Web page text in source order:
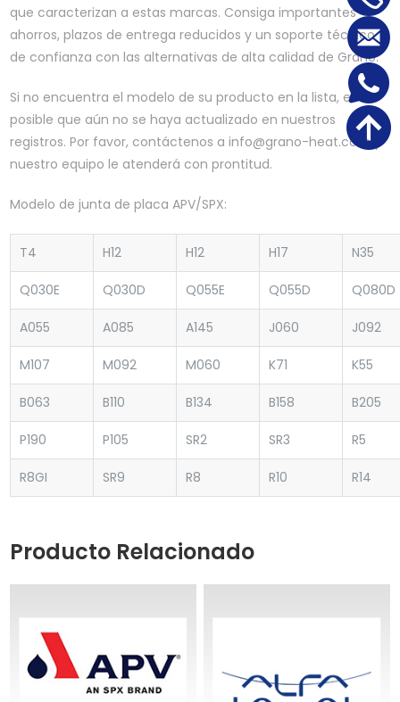
que caracterizan a estas marcas. Consiga importantes
ahorros, plazos de entrega reducidos y un soporte técnico
de confianza con las alternativas de alta calidad de Grano.
Si no encuentra el modelo de su producto en la lista, es
posible que aún no se haya actualizado en nuestros
registros. Por favor, contáctenos a info@grano-heat.com y
nuestro equipo le atenderá con prontitud.
Modelo de junta de placa APV/SPX:
T4 H12 H12 H17 N35
Q030E Q030D Q055E Q055D Q080D
A055 A085 A145 J060 J092
M107 M092 M060 K71 K55
B063 B110 B134 B158 B205
P190 P105 SR2 SR3 R5
R8GI SR9 R8 R10 R14
Producto Relacionado